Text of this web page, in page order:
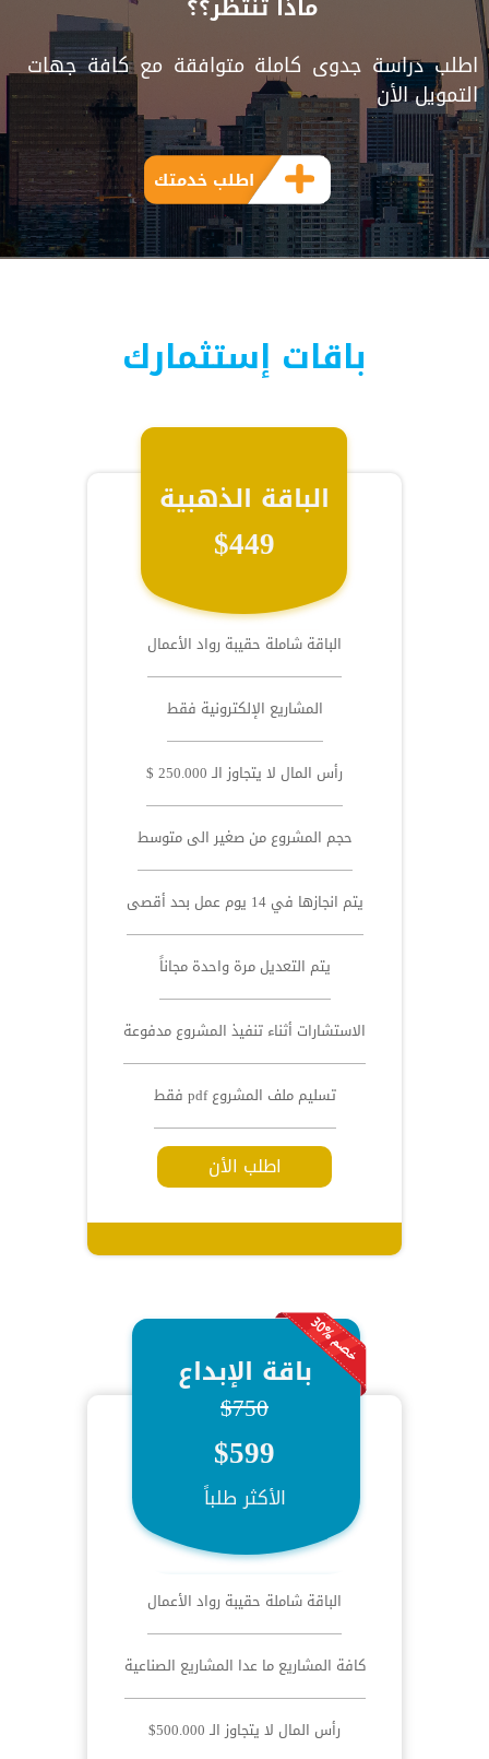
اطلب دراسة جدوى كاملة متوافقة مع كافة جهات
التمويل الأن
اطلب خدمتك
باقات إستثمارك
الباقة الذهبية
$449
الباقة شاملة حقيبة رواد الأعمال
المشاريع الإلكترونية فقط
رأس المال لا يتجاوز الـ 250.000 $
حجم المشروع من صغير الى متوسط
يتم انجازها في 14 يوم عمل بحد أقصى
يتم التعديل مرة واحدة مجاناً
الاستشارات أثناء تنفيذ المشروع مدفوعة
تسليم ملف المشروع pdf فقط
اطلب الأن
باقة الإبداع
$750
$599
الأكثر طلباً
الباقة شاملة حقيبة رواد الأعمال
كافة المشاريع ما عدا المشاريع الصناعية
رأس المال لا يتجاوز الـ 500.000$